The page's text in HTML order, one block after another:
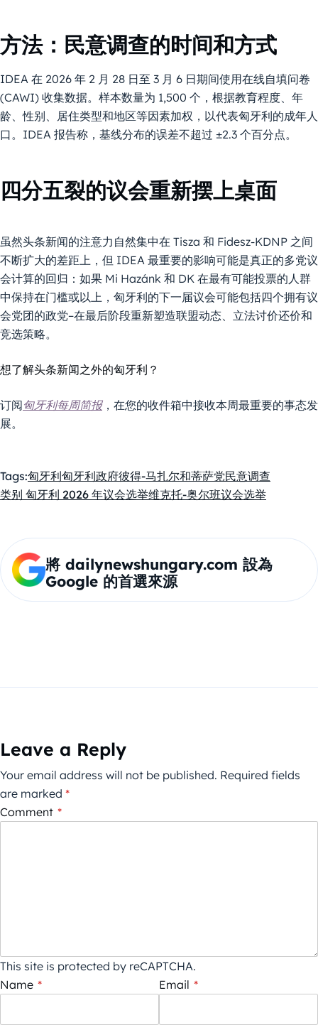
方法：民意调查的时间和方式
IDEA 在 2026 年 2 月 28 日至 3 月 6 日期间使用在线自填问卷
(CAWI) 收集数据。样本数量为 1,500 个，根据教育程度、年
龄、性别、居住类型和地区等因素加权，以代表匈牙利的成年人
口。IDEA 报告称，基线分布的误差不超过 ±2.3 个百分点。
四分五裂的议会重新摆上桌面
虽然头条新闻的注意力自然集中在 Tisza 和 Fidesz-KDNP 之间
不断扩大的差距上，但 IDEA 最重要的影响可能是真正的多党议
会计算的回归：如果 Mi Hazánk 和 DK 在最有可能投票的人群
中保持在门槛或以上，匈牙利的下一届议会可能包括四个拥有议
会党团的政党–在最后阶段重新塑造联盟动态、立法讨价还价和
竞选策略。
想了解头条新闻之外的匈牙利？
订阅匈牙利每周简报，在您的收件箱中接收本周最重要的事态发
展。
Tags:匈牙利匈牙利政府彼得-马扎尔和蒂萨党民意调查
类别 匈牙利 2026 年议会选举维克托-奥尔班议会选举
將 dailynewshungary.com 設為
Google 的首選來源
Leave a Reply
Your email address will not be published. Required fields
are marked *
Comment *
This site is protected by reCAPTCHA.
Name * Email *